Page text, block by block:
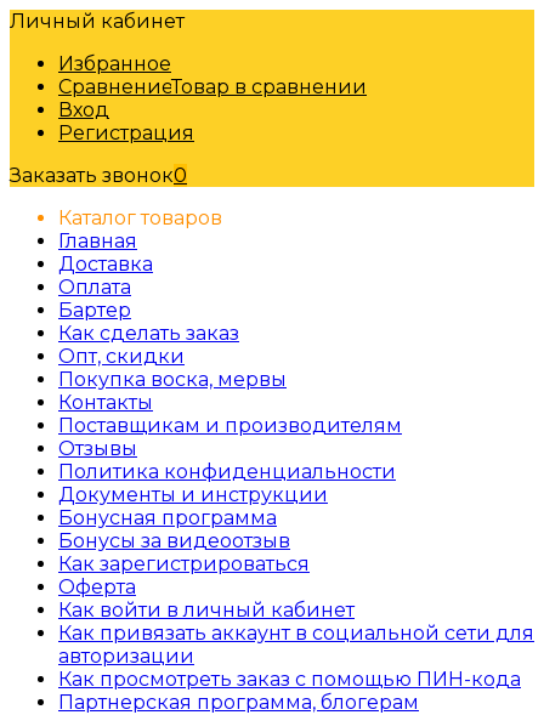
Личный кабинет
Избранное
СравнениеТовар в сравнении
Вход
Регистрация
Заказать звонок0
Каталог товаров
Главная
Доставка
Оплата
Бартер
Как сделать заказ
Опт, скидки
Покупка воска, мервы
Контакты
Поставщикам и производителям
Отзывы
Политика конфиденциальности
Документы и инструкции
Бонусная программа
Бонусы за видеоотзыв
Как зарегистрироваться
Оферта
Как войти в личный кабинет
Как привязать аккаунт в социальной сети для
авторизации
Как просмотреть заказ с помощью ПИН-кода
Партнерская программа, блогерам